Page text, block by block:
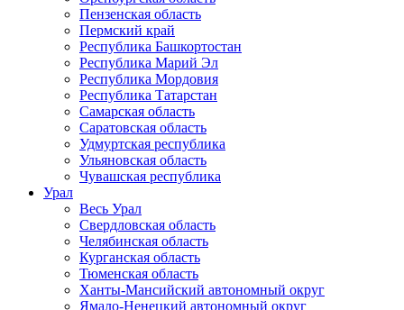
Пензенская область
Пермский край
Республика Башкортостан
Республика Марий Эл
Республика Мордовия
Республика Татарстан
Самарская область
Саратовская область
Удмуртская республика
Ульяновская область
Чувашская республика
Урал
Весь Урал
Свердловская область
Челябинская область
Курганская область
Тюменская область
Ханты-Мансийский автономный округ
Ямало-Ненецкий автономный округ